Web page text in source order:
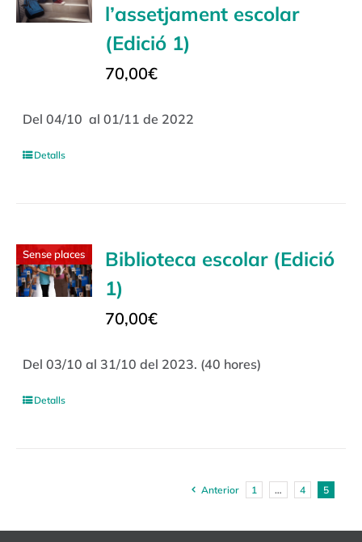
l’assetjament escolar
(Edició 1)
70,00€
Del 04/10 al 01/11 de 2022
Detalls
Sense places
Biblioteca escolar (Edició
1)
70,00€
Del 03/10 al 31/10 del 2023. (40 hores)
Detalls
Anterior 1 … 4 5